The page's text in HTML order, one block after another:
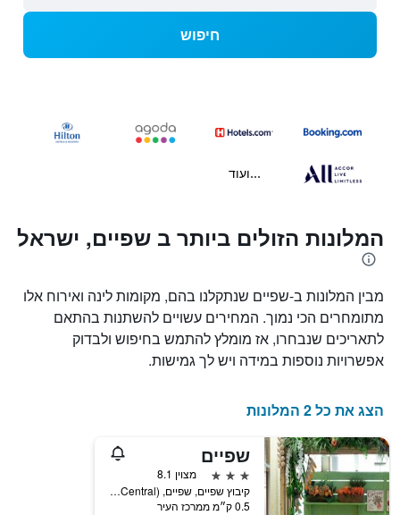
חיפוש
...ועוד
המלונות הזולים ביותר ב שפיים, ישראל
מבין המלונות ב-שפיים שנתקלנו בהם, מקומות לינה ואירוח אלו
מתומחרים הכי נמוך. המחירים עשויים להשתנות בהתאם
לתאריכים שנבחרו, אז מומלץ להתמש בחיפוש ולבדוק
אפשרויות נוספות במידה ויש לך גמישות.
הצג את כל 2 המלונות
שפיים
3 כוכבים
מצוין 8.1
קיבוץ שפיים, שפיים, HaMerkaz (Central), ישראל
0.5 ק״מ ממרכז העיר